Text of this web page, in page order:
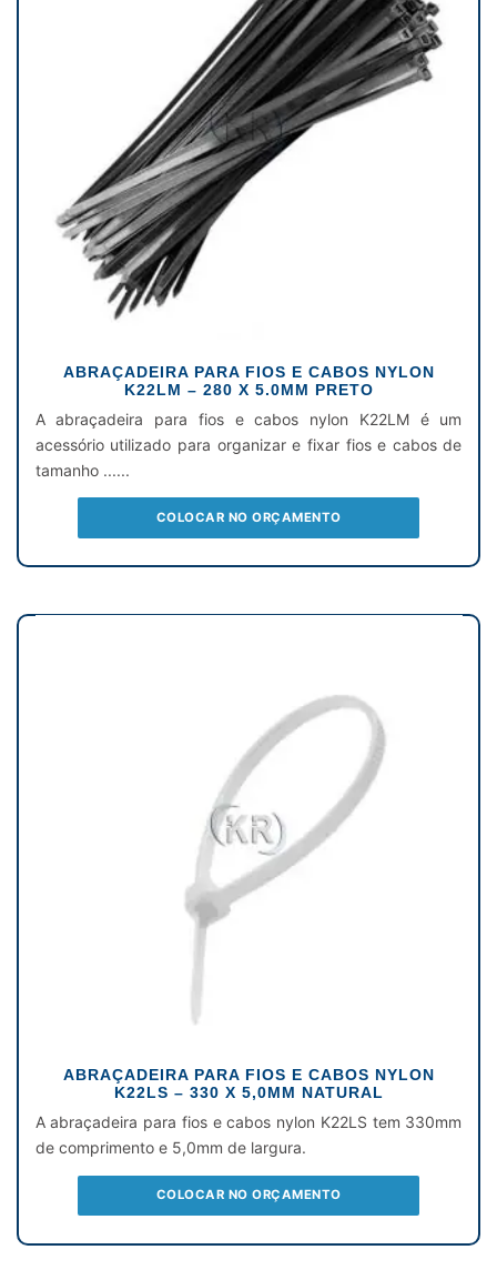
ABRAÇADEIRA PARA FIOS E CABOS NYLON
K22LM – 280 X 5.0MM PRETO
A abraçadeira para fios e cabos nylon K22LM é um
acessório utilizado para organizar e fixar fios e cabos de
tamanho ......
COLOCAR NO ORÇAMENTO
ABRAÇADEIRA PARA FIOS E CABOS NYLON
K22LS – 330 X 5,0MM NATURAL
A abraçadeira para fios e cabos nylon K22LS tem 330mm
de comprimento e 5,0mm de largura.
COLOCAR NO ORÇAMENTO